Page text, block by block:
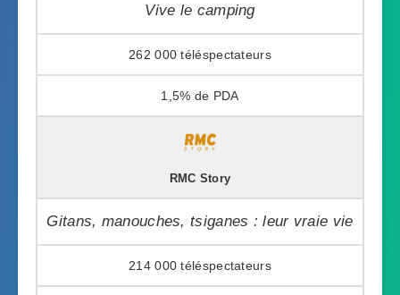
Vive le camping
262 000
1,5%
RMC Story
Gitans, manouches, tsiganes : leur vraie vie
214 000